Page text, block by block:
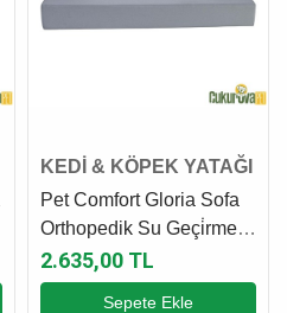
KEDİ & KÖPEK YATAĞI
Pet Comfort Gloria Sofa
Orthopedik Su Geçi̇rmez
Kedi̇ & Köpek Yatağı Gri̇ -
70 x 53 x 8 Cm
2.635,00 TL
Sepete Ekle